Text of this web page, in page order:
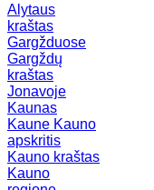
Alytaus
kraštas
Gargžduose
Gargždų
kraštas
Jonavoje
Kaunas
Kaune Kauno
apskritis
Kauno kraštas
Kauno